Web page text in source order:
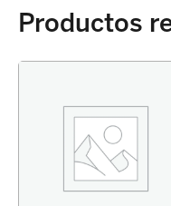
Productos